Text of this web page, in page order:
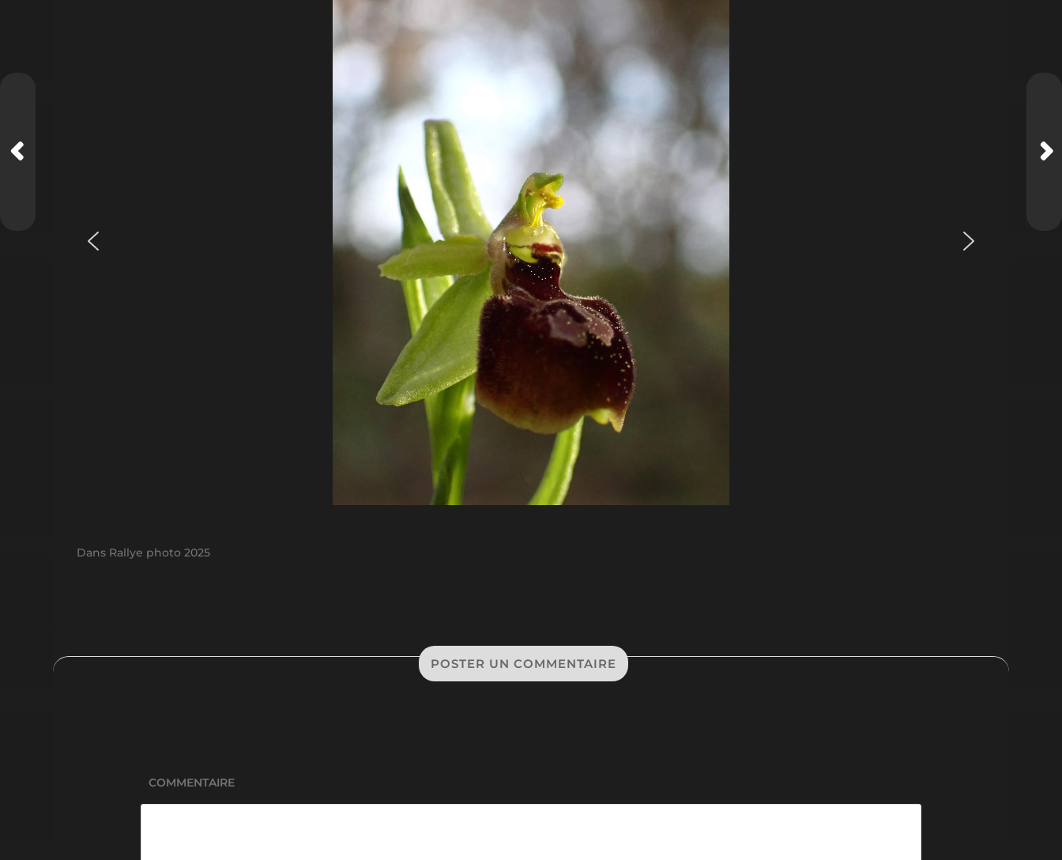
Dans Rallye photo 2025
POSTER UN COMMENTAIRE
COMMENTAIRE